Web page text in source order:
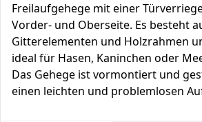
Freilaufgehege mit einer
Vorder- und Oberseite. Es besteht
Gitterelementen und Holzrahmen
ideal für Hasen, Kaninchen oder
Das Gehege ist vormontiert und
einen leichten und problemlosen